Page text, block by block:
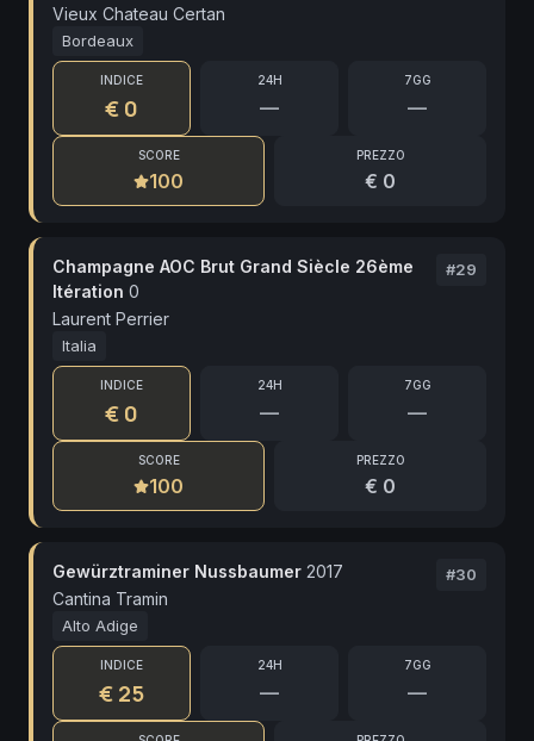
Vieux Chateau Certan
Bordeaux
INDICE
€ 0
24H
—
7GG
—
SCORE
100
PREZZO
€ 0
Champagne AOC Brut Grand Siècle 26ème
Itération 0
Laurent Perrier
#29
Italia
INDICE
€ 0
24H
—
7GG
—
SCORE
100
PREZZO
€ 0
Gewürztraminer Nussbaumer 2017
Cantina Tramin
#30
Alto Adige
INDICE
€ 25
24H
—
7GG
—